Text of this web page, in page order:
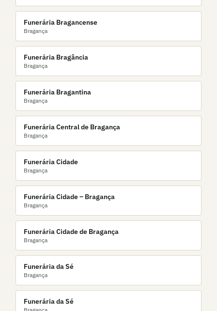
Funerária Bragancense
Bragança
Funerária Bragância
Bragança
Funerária Bragantina
Bragança
Funerária Central de Bragança
Bragança
Funerária Cidade
Bragança
Funerária Cidade – Bragança
Bragança
Funerária Cidade de Bragança
Bragança
Funerária da Sé
Bragança
Funerária da Sé